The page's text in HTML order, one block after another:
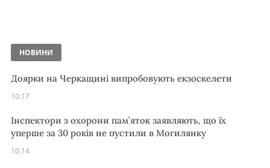
НОВИНИ
Доярки на Черкащині випробовують екзоскелети
10:17
Інспектори з охорони пам’яток заявляють, що їх
уперше за 30 років не пустили в Могилянку
10:14